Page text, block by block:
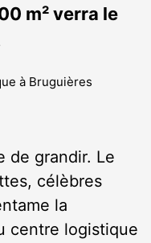
m² verra le
de grandir. Le
célèbres
la
centre logistique